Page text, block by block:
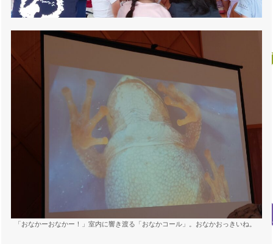
「おなかーおなかー！」室内に響き渡る「おなかコール」。おなかおっきいね。